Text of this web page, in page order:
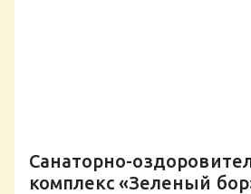
Санаторно-
комплекс «Зеленый